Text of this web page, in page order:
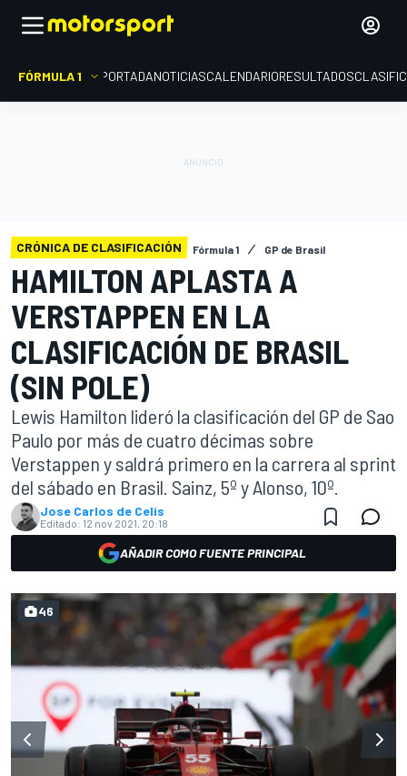
FÓRMULA 1 PORTADANOTICIASCALENDARIORESULTADOS
CRÓNICA DE CLASIFICACIÓN Fórmula 1 GP de Brasil
HAMILTON APLASTA A
VERSTAPPEN EN LA
CLASIFICACIÓN DE BRASIL
(SIN POLE)
Lewis Hamilton lideró la clasificación del GP de Sao
Paulo por más de cuatro décimas sobre
Verstappen y saldrá primero en la carrera al sprint
del sábado en Brasil. Sainz, 5º y Alonso, 10º.
Jose Carlos de Celis
Editado: 12 nov 2021, 20:18
AÑADIR COMO FUENTE PRINCIPAL
46